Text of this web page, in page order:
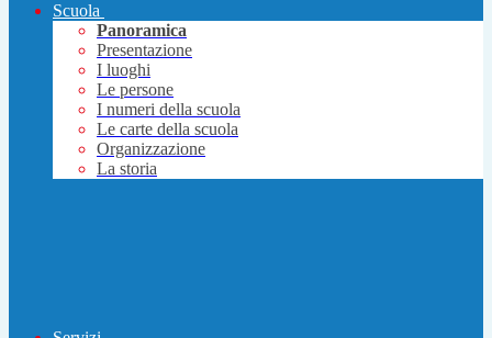
Scuola
Panoramica
Presentazione
I luoghi
Le persone
I numeri della scuola
Le carte della scuola
Organizzazione
La storia